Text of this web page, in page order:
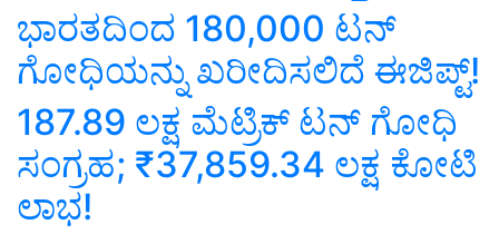
ಭಾರತದಿಂದ 180,000 ಟನ್
ಗೋಧಿಯನ್ನು ಖರೀದಿಸಲಿದೆ ಈಜಿಪ್ಟ್!
187.89 ಲಕ್ಷ ಮೆಟ್ರಿಕ್ ಟನ್ ಗೋಧಿ
ಸಂಗ್ರಹ; ₹37,859.34 ಲಕ್ಷ ಕೋಟಿ
ಲಾಭ!